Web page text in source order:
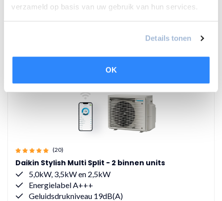
verzameld op basis van uw gebruik van hun services.
Details tonen
OK
(20)
Daikin Stylish Multi Split - 2 binnen units
5,0kW, 3,5kW en 2,5kW
Energielabel A+++
Geluidsdrukniveau 19dB(A)